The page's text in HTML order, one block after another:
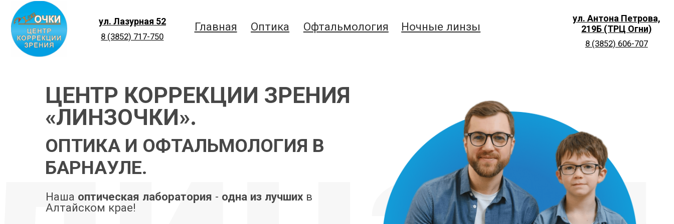
8 (3854) 33-23-88
ул. Антона Петрова,
219Б (ТРЦ Огни)
Главная Оптика Офтальмология Ночные линзы
8 (3852) 717-
750
8 (3852) 717-750
ул. Лазурная 52
ЦЕНТР КОРРЕКЦИИ ЗРЕНИЯ
«ЛИНЗОЧКИ».
ОПТИКА И ОФТАЛЬМОЛОГИЯ В
БАРНАУЛЕ.
Нашаоптическая лаборатория
У нас к каждому пациентуиндивидуальный подход
учитывающий его возраст, состояние здоровья и